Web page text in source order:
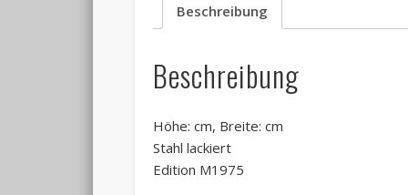
Beschreibung
Beschreibung
Höhe: cm, Breite: cm
Stahl lackiert
Edition M1975